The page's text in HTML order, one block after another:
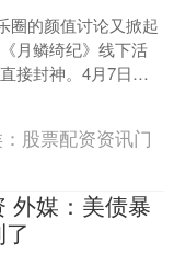
圈的颜值讨论又掀起
月鳞绮纪》线下活
接封神。4月7日的
九尾狐露芜衣的黑
股票配资资讯门
外媒：美债暴